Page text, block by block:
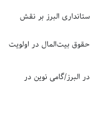
البرز بر نقش
بیت‌المال در اولویت
البرز/گامی نوین در